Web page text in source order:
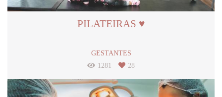
PILATEIRAS ♥
GESTANTES
1281
28